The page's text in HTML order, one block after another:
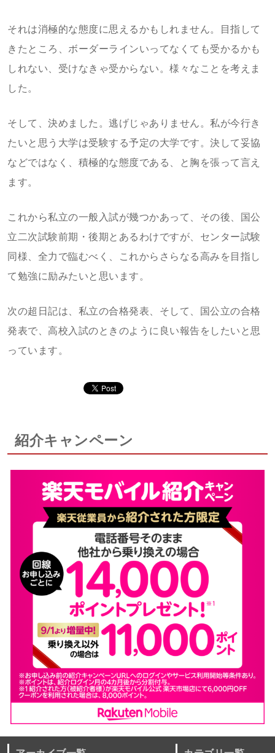
それは消極的な態度に思えるかもしれません。目指して
きたところ、ボーダーラインいってなくても受かるかも
しれない、受けなきゃ受からない。様々なことを考えま
した。
そして、決めました。逃げじゃありません。私が今行き
たいと思う大学は受験する予定の大学です。決して妥協
などではなく、積極的な態度である、と胸を張って言え
ます。
これから私立の一般入試が幾つかあって、その後、国公
立二次試験前期・後期とあるわけですが、センター試験
同様、全力で臨むべく、これからさらなる高みを目指し
て勉強に励みたいと思います。
次の超日記は、私立の合格発表、そして、国公立の合格
発表で、高校入試のときのように良い報告をしたいと思
っています。
紹介キャンペーン